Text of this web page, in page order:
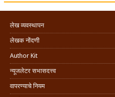
लेख व्यवस्थापन
लेखक नोंदणी
Author Kit
न्यूजलेटर सभासदत्त्व
वापरण्याचे नियम